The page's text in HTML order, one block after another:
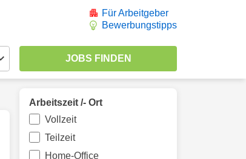
Für Arbeitgeber
Bewerbungstipps
Arbeitszeit /- Ort
Vollzeit
Teilzeit
Home-Office